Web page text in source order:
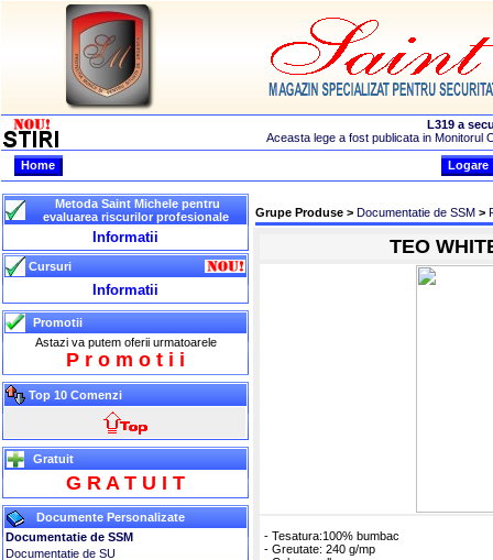
Home Logare
Metoda Saint Michele pentru
evaluarea riscurilor profesionale
Informatii
Cursuri
Informatii
Promotii
Astazi va putem oferii urmatoarele
P r o m o t i i
Top 10 Comenzi
Gratuit
G R A T U I T
Documente Personalizate
Documentatie de SSM
Documentatie de SU
Grupe Produse > Documentatie de SSM >
TEO
- Tesatura:100% bumbac
- Greutate: 240 g/mp